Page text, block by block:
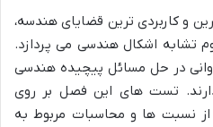
و کاربردی ترین قضایای هندسه،
تشابه اشکال هندسی می پردازد.
در حل مسائل پیچیده هندسی
تست های این فصل بر روی
نسبت ها و محاسبات مربوط به